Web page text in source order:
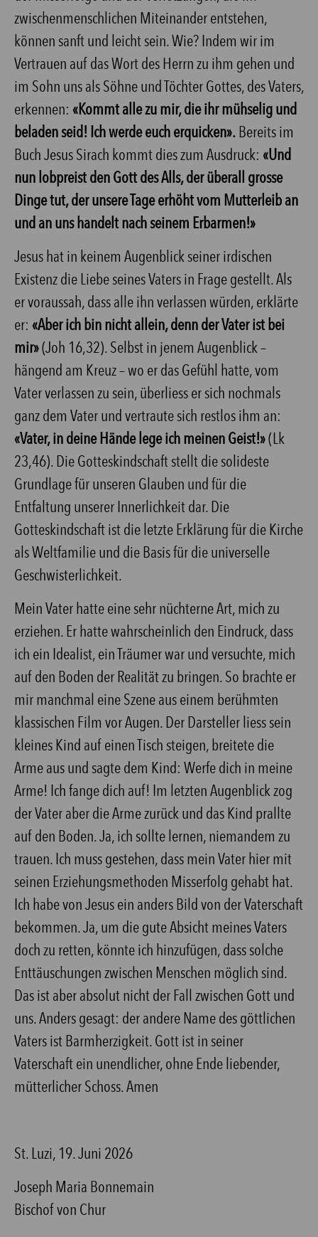
zwischenmenschlichen Miteinander entstehen,
können sanft und leicht sein. Wie? Indem wir im
Vertrauen auf das Wort des Herrn zu ihm gehen und
im Sohn uns als Söhne und Töchter Gottes, des Vaters,
erkennen: «Kommt alle zu mir, die ihr mühselig und
beladen seid! Ich werde euch erquicken».Bereits im
Buch Jesus Sirach kommt dies zum Ausdruck: «Und
nun lobpreist den Gott des Alls, der überall grosse
Dinge tut, der unsere Tage erhöht vom Mutterleib an
und an uns handelt nach seinem Erbarmen!»
Jesus hat in keinem Augenblick seiner irdischen
Existenz die Liebe seines Vaters in Frage gestellt. Als
er voraussah, dass alle ihn verlassen würden, erklärte
er: «Aber ich bin nicht allein, denn der Vater ist bei
mir»(Joh 16,32). Selbst in jenem Augenblick –
hängend am Kreuz – wo er das Gefühl hatte, vom
Vater verlassen zu sein, überliess er sich nochmals
ganz dem Vater und vertraute sich restlos ihm an:
«Vater, in deine Hände lege ich meinen Geist!»(Lk
23,46). Die Gotteskindschaft stellt die solideste
Grundlage für unseren Glauben und für die
Entfaltung unserer Innerlichkeit dar. Die
Gotteskindschaft ist die letzte Erklärung für die Kirche
als Weltfamilie und die Basis für die universelle
Geschwisterlichkeit.
Mein Vater hatte eine sehr nüchterne Art, mich zu
erziehen. Er hatte wahrscheinlich den Eindruck, dass
ich ein Idealist, ein Träumer war und versuchte, mich
auf den Boden der Realität zu bringen. So brachte er
mir manchmal eine Szene aus einem berühmten
klassischen Film vor Augen. Der Darsteller liess sein
kleines Kind auf einen Tisch steigen, breitete die
Arme aus und sagte dem Kind: Werfe dich in meine
Arme! Ich fange dich auf! Im letzten Augenblick zog
der Vater aber die Arme zurück und das Kind prallte
auf den Boden. Ja, ich sollte lernen, niemandem zu
trauen. Ich muss gestehen, dass mein Vater hier mit
seinen Erziehungsmethoden Misserfolg gehabt hat.
Ich habe von Jesus ein anders Bild von der Vaterschaft
bekommen. Ja, um die gute Absicht meines Vaters
doch zu retten, könnte ich hinzufügen, dass solche
Enttäuschungen zwischen Menschen möglich sind.
Das ist aber absolut nicht der Fall zwischen Gott und
uns. Anders gesagt: der andere Name des göttlichen
Vaters ist Barmherzigkeit. Gott ist in seiner
Vaterschaft ein unendlicher, ohne Ende liebender,
mütterlicher Schoss. Amen
St. Luzi, 19. Juni 2026
Joseph Maria Bonnemain
Bischof von Chur